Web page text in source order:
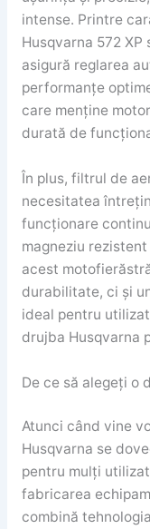
intense. Printre
Husqvarna 572 XP
asigură reglarea
performanțe
care menține
durată de
În plus, filtrul de
necesitatea
funcționare
magneziu
acest
durabilitate, ci și
ideal pentru
drujba Husqvarna
De ce să alegeți o
Atunci când vine
Husqvarna se
pentru mulți
fabricarea
combină